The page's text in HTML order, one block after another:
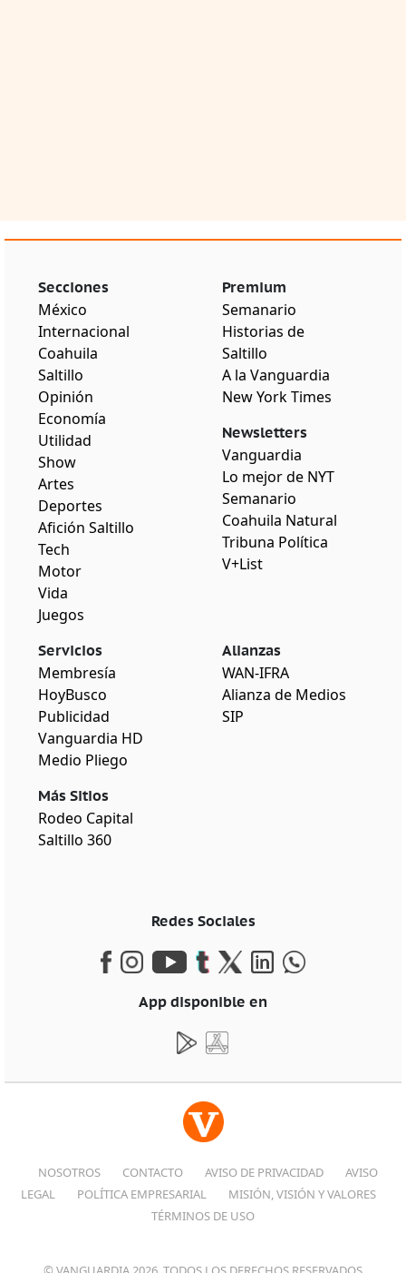
Secciones
México
Internacional
Coahuila
Saltillo
Opinión
Economía
Utilidad
Show
Artes
Deportes
Afición Saltillo
Tech
Motor
Vida
Juegos
Premium
Semanario
Historias de
Saltillo
A la Vanguardia
New York Times
Newsletters
Vanguardia
Lo mejor de NYT
Semanario
Coahuila Natural
Tribuna Política
V+List
Servicios
Membresía
HoyBusco
Publicidad
Vanguardia HD
Medio Pliego
Más Sitios
Rodeo Capital
Saltillo 360
Alianzas
WAN-IFRA
Alianza de Medios
SIP
Redes Sociales
App disponible en
NOSOTROS CONTACTO AVISO DE PRIVACIDAD
AVISO
LEGAL
POLÍTICA EMPRESARIAL
MISIÓN, VISIÓN Y VALORES
TÉRMINOS DE USO